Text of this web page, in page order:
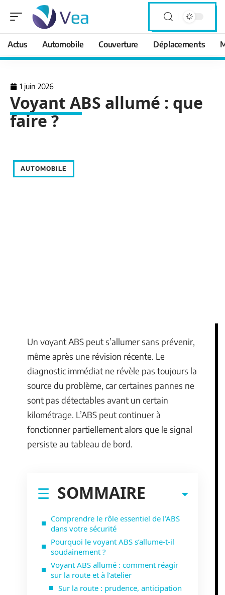
Actus Automobile Couverture Déplacements
1 juin 2026
Voyant ABS allumé : que
faire ?
AUTOMOBILE
Un voyant ABS peut s’allumer sans prévenir,
même après une révision récente. Le
diagnostic immédiat ne révèle pas toujours la
source du problème, car certaines pannes ne
sont pas détectables avant un certain
kilométrage. L’ABS peut continuer à
fonctionner partiellement alors que le signal
persiste au tableau de bord.
SOMMAIRE
Comprendre le rôle essentiel de l’ABS
dans votre sécurité
Pourquoi le voyant ABS s’allume-t-il
soudainement ?
Voyant ABS allumé : comment réagir
sur la route et à l’atelier
Sur la route : prudence, anticipation